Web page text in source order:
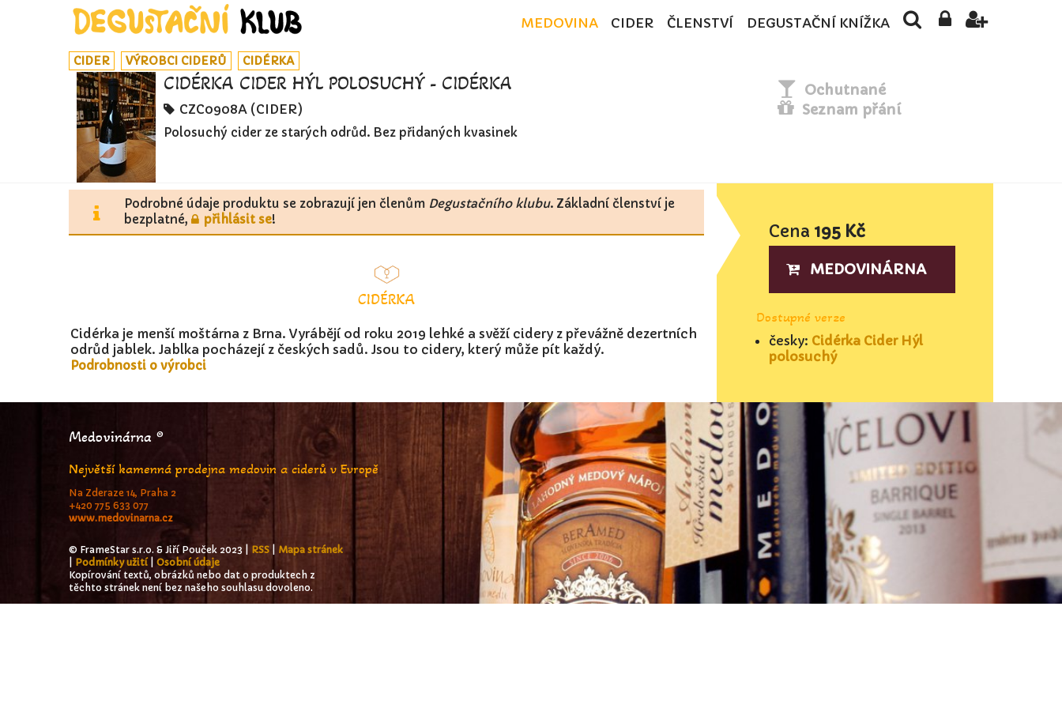
MEDOVINA CIDER ČLENSTVÍ DEGUSTAČNÍ KNÍŽKA
CIDER VÝROBCI CIDERŮ CIDÉRKA
CIDÉRKA CIDER HÝL POLOSUCHÝ - CIDÉRKA
CZC0908A (CIDER)
Polosuchý cider ze starých odrůd. Bez přidaných kvasinek
Ochutnané
Seznam přání
Podrobné údaje produktu se zobrazují jen členům Degustačního klubu. Základní členství je
bezplatné,
přihlásit se!
CIDÉRKA
Cidérka je menší moštárna z Brna. Vyrábějí od roku 2019 lehké a svěží cidery z převážně dezertních
odrůd jablek. Jablka pocházejí z českých sadů. Jsou to cidery, který může pít každý.
Podrobnosti o výrobci
Cena 195 Kč
MEDOVINÁRNA
Dostupné verze
česky: Cidérka Cider Hýl
polosuchý
Medovinárna ®
Největší kamenná prodejna medovin a ciderů v Evropě
Na Zderaze 14, Praha 2
+420 775 633 077
www.medovinarna.cz
© FrameStar s.r.o. & Jiří Pouček 2023 | RSS
Mapa stránek
Podmínky užití| Osobní údaje
Kopírování textů, obrázků nebo dat o produktech z
těchto stránek není bez našeho souhlasu dovoleno.